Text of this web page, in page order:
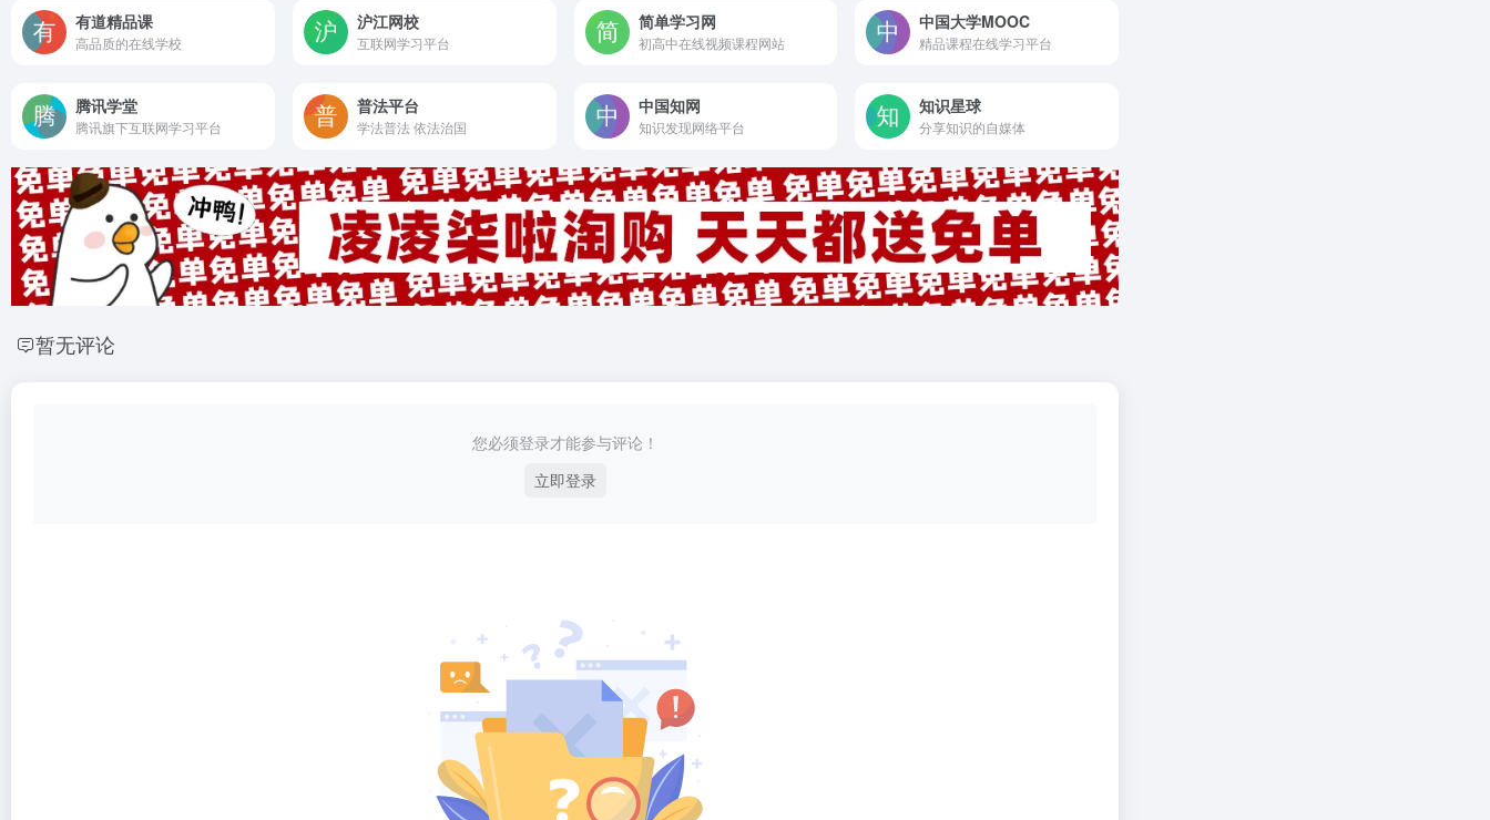
有道精品课
高品质的在线学校
沪江网校
互联网学习平台
简单学习网
初高中在线视频课程网站
中国大学MOOC
精品课程在线学习平台
腾讯学堂
腾讯旗下互联网学习平台
普法平台
学法普法 依法治国
中国知网
知识发现网络平台
知识星球
分享知识的自媒体
暂无评论
您必须登录才能参与评论！
立即登录